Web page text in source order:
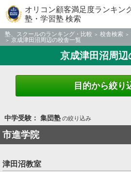
オリコン顧客満足度ランキン
塾・学習塾 検索
塾、スクールのランキング・比較 校舎検索
京成津田沼周辺の校舎一覧
京成津田沼周辺
目的から絞り
中学受験： 集団塾の絞り込み
市進学院
津田沼教室